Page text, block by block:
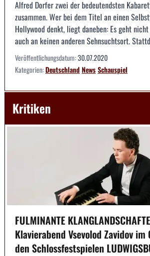
Alfred Dorfer zwei der bedeutendsten
zusammen. Wer bei dem Titel an einen
Hollywood denkt, liegt daneben: Es geht
auch an keinen anderen Sehnsuchtsort.
Veröffentlichungsdatum:30.07.2020
Kategorien:DeutschlandNewsSchauspiel
Kritiken
FULMINANTE
Klavierabend Vsevolod Zavidov im
den Schlossfestspielen